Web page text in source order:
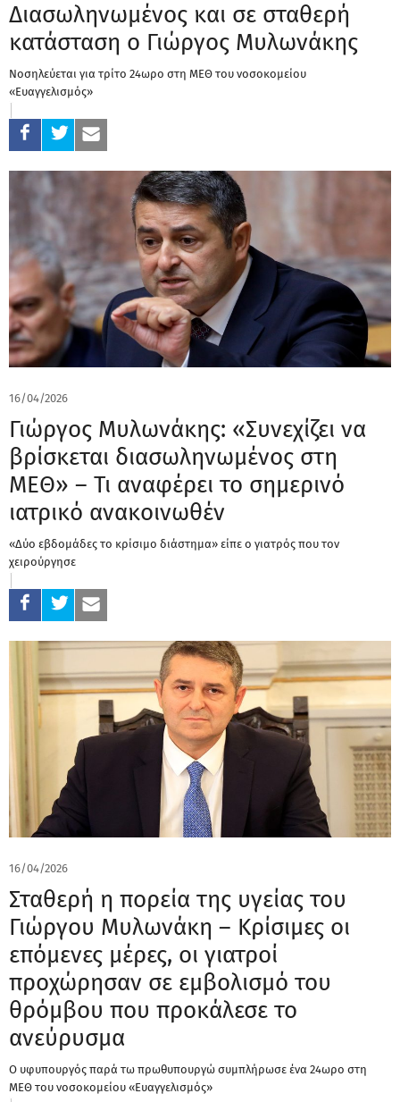
Διασωληνωμένος και σε σταθερή
κατάσταση ο Γιώργος Μυλωνάκης
Νοσηλεύεται για τρίτο 24ωρο στη ΜΕΘ του νοσοκομείου
«Ευαγγελισμός»
16/04/2026
Γιώργος Μυλωνάκης: «Συνεχίζει να
βρίσκεται διασωληνωμένος στη
ΜΕΘ» – Τι αναφέρει το σημερινό
ιατρικό ανακοινωθέν
«Δύο εβδομάδες το κρίσιμο διάστημα» είπε ο γιατρός που τον
χειρούργησε
16/04/2026
Σταθερή η πορεία της υγείας του
Γιώργου Μυλωνάκη – Κρίσιμες οι
επόμενες μέρες, οι γιατροί
προχώρησαν σε εμβολισμό του
θρόμβου που προκάλεσε το
ανεύρυσμα
Ο υφυπουργός παρά τω πρωθυπουργώ συμπλήρωσε ένα 24ωρο στη
ΜΕΘ του νοσοκομείου «Ευαγγελισμός»